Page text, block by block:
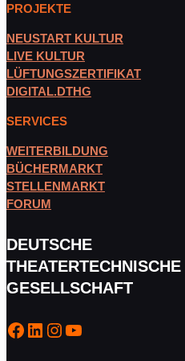
PROJEKTE
NEUSTART KULTUR
LIVE KULTUR
LÜFTUNGSZERTIFIKAT
DIGITAL.DTHG
SERVICES
WEITERBILDUNG
BÜCHERMARKT
STELLENMARKT
FORUM
DEUTSCHE
THEATERTECHNISCHE
GESELLSCHAFT
Facebook
LinkedIn
Instagram
YouTube